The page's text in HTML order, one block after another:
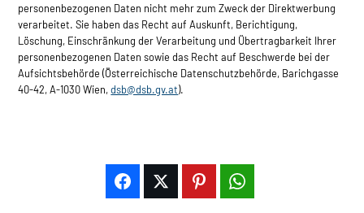
personenbezogenen Daten nicht mehr zum Zweck der Direktwerbung
verarbeitet. Sie haben das Recht auf Auskunft, Berichtigung,
Löschung, Einschränkung der Verarbeitung und Übertragbarkeit Ihrer
personenbezogenen Daten sowie das Recht auf Beschwerde bei der
Aufsichtsbehörde (Österreichische Datenschutzbehörde, Barichgasse
40-42, A-1030 Wien,dsb@dsb.gv.at).